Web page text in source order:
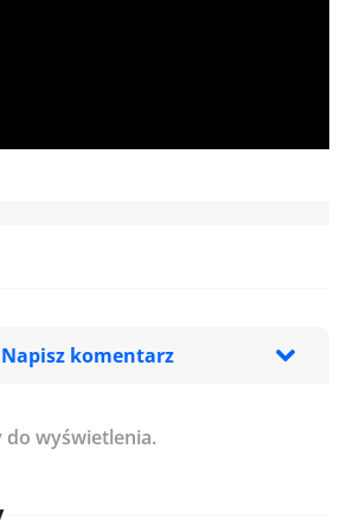
Napisz komentarz
wyświetlenia.